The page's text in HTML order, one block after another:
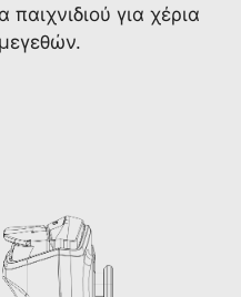
παιχνιδιού για χέρια